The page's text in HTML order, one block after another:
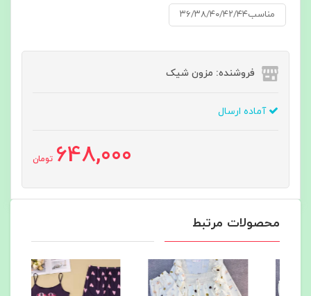
مناسب۳۶/۳۸/۴۰/۴۲/۴۴
فروشنده: مزون شیک
آماده ارسال
648,000 تومان
محصولات مرتبط